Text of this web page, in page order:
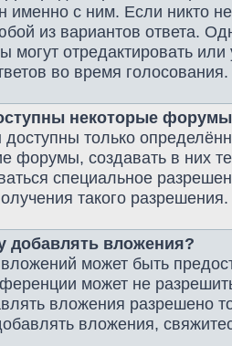
именно с ним. Если никто
из вариантов ответа.
могут отредактировать
во время голосования.
некоторые
только
форумы, создавать в них
специальное
такого разрешения.
добавлять вложения?
может быть
может не
вложения разрешено
вложения,